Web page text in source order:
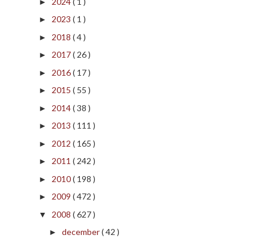
► 2023 ( 1 )
► 2018 ( 4 )
► 2017( 26 )
► 2016( 17 )
► 2015 ( 55 )
► 2014( 38 )
► 2013 ( 111 )
► 2012 ( 165 )
► 2011 ( 242 )
► 2010( 198 )
► 2009 ( 472 )
▼ 2008 ( 627 )
► december( 42 )